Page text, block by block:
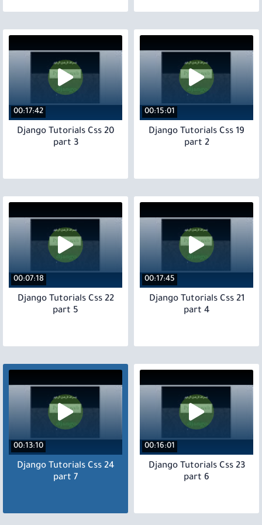
00:15:01
19 Django Tutorials Css
part 2
00:17:42
20 Django Tutorials Css
part 3
00:17:45
21 Django Tutorials Css
part 4
00:07:18
22 Django Tutorials Css
part 5
00:16:01
23 Django Tutorials Css
part 6
00:13:10
24 Django Tutorials Css
part 7